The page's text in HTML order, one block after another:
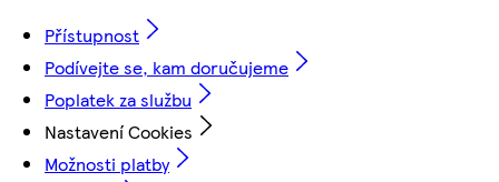
Přístupnost
Podívejte se, kam doručujeme
Poplatek za službu
Nastavení Cookies
Možnosti platby